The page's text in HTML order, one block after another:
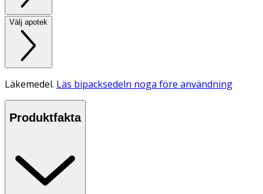
Välj apotek
Läkemedel. Läs bipacksedeln noga före användning
Produktfakta